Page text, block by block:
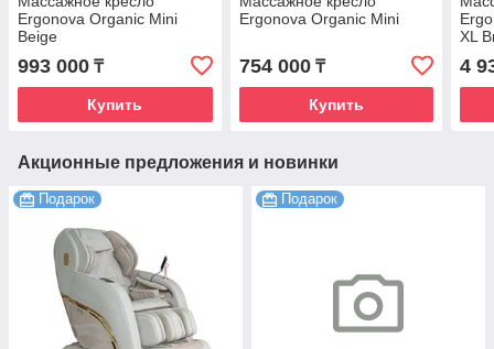
Ergonova Organic Mini
Beige
993 000 ₸
Купить
Ergonova Organic Mini
754 000₸
Купить
XL
4
Акционные предложения и новинки
Подарок Подарок